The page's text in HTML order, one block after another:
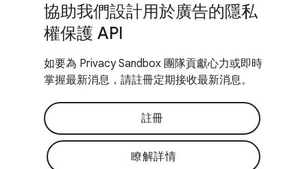
協助我們設計用於廣告的隱私
權保護 API
如要為 Privacy Sandbox 團隊貢獻心力或即時
掌握最新消息，請註冊定期接收最新消息。
註冊
瞭解詳情